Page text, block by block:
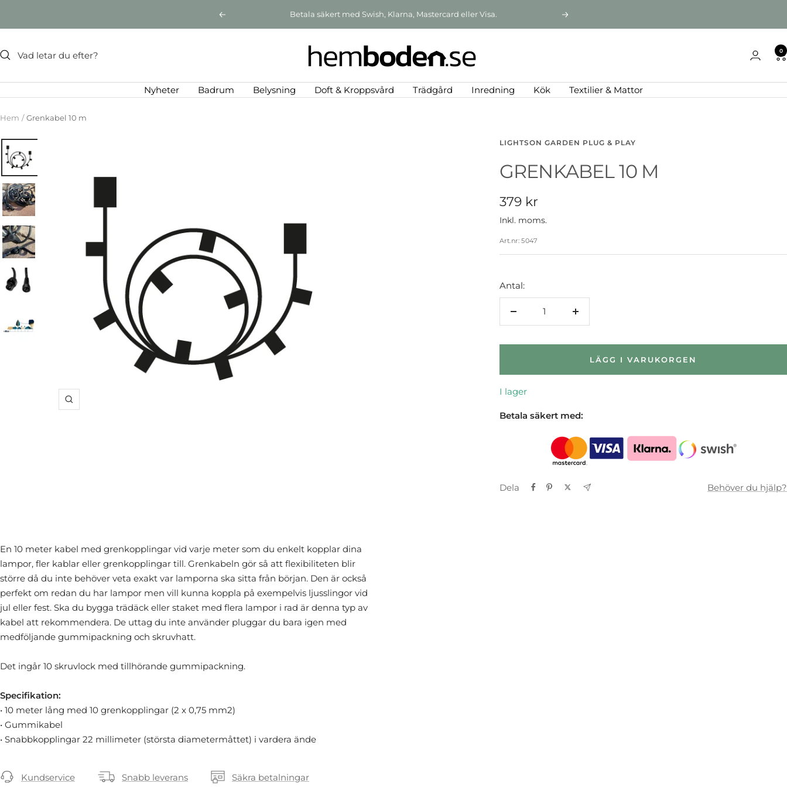
Föregående Skandinavisk design med en känsla av lantlig lyx Nästa
Hemboden 0
Nyheter Badrum Belysning Doft & Kroppsvård Trädgård Inredning Kök Textilier & Mattor
Hem Grenkabel 10 m
Zooma
LIGHTSON GARDEN PLUG & PLAY
GRENKABEL 10 M
Rea-
pris
379 kr
Inkl. moms.
Art.nr:5047
Antal:
Öka
LÄGG I VARUKORGEN
I lager
Betala säkert med:
Dela Behöver du hjälp?
En 10 meter kabel med grenkopplingar vid varje meter som du enkelt kopplar dina
lampor, fler kablar eller grenkopplingar till. Grenkabeln gör så att flexibiliteten blir
större då du inte behöver veta exakt var lamporna ska sitta från början. Den är också
perfekt om redan du har lampor men vill kunna koppla på exempelvis ljusslingor vid
jul eller fest. Ska du bygga trädäck eller staket med flera lampor i rad är denna typ av
kabel att rekommendera. De uttag du inte använder pluggar du bara igen med
medföljande gummipackning och skruvhatt.
Det ingår 10 skruvlock med tillhörande gummipackning.
Specifikation:
• 10 meter lång med 10 grenkopplingar (2 x 0,75 mm2)
• Gummikabel
• Snabbkopplingar 22 millimeter (största diametermåttet) i vardera ände
Kundservice Snabb leverans Säkra betalningar